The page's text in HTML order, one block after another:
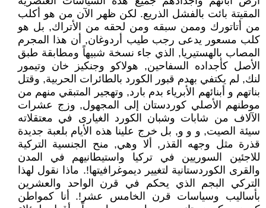
المقيتة بائت بالفشل الذريع. لكن ظهر الآن من هو أكلب
من أتاتورك وممن سبقه ومن لحقه من الأتراك, بل هو
كلب مسعور يدعى رجب طيب أردوغان, أن هذا المجرم
المصاب بالهستيريا, الذي جاء نسخة شبيهاً ومطابقة طبق
الأصل كأجداده السفاحين, هولاكو وجنكيز خان وتيمور
لنك, لم يكتفي بهدم قبور الكورد بالطائرات الحربية, وقتل
بناتهم و أبنائهم الأبرياء بدم بارد, وتهجير المتبقي منهم من
موطنهم الأصلي كوردستان إلى المجهول, وزج عشرات
الآلاف من شابات وشبان الكورد الغيارى في معتقلاته
سيئة الصيت, و و و, بل خرج علينا هذه الأيام بلعبة جديدة
قذرة مثل وجهه القذر, ألا وهي, منح الجنسية التركية
للاجئين السوريين في تركيا واستيطانيهم في المدن
والقرى الكوردستانية لتغيير ديموغرافيتها!. ماذا نقول لهذا
التركي البجم الذي يحكم في قرن الواحد والعشرين
بأساليب وسياسات قرن الخامس عشر!. أنا كمواطن